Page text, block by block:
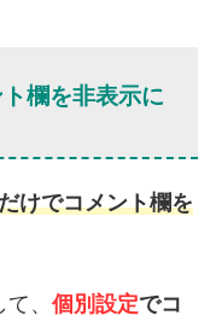
欄を非表示に
けでコメント欄を
、 個別設定でコ